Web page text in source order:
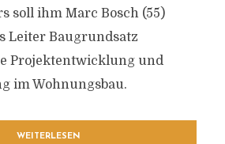
soll ihm Marc Bosch (55)
Leiter Baugrundsatz
Projektentwicklung und
im Wohnungsbau.
WEITERLESEN